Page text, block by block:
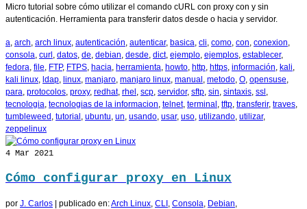
Micro tutorial sobre cómo utilizar el comando cURL con proxy con y sin
autenticación. Herramienta para transferir datos desde o hacia y servidor.
a arch arch linux autenticación autenticar, basica cli como con conexion
consola curl datos de debian desde dict, ejemplo ejemplos establecer,
fedora file FTP, FTPS hacia herramienta howto http https información kali
kali linux ldap linux manjaro manjaro linux manual metodo O opensuse
para protocolos proxy, redhat, rhel scp servidor, sftp sin sintaxis ssl
tecnologia tecnologias de la informacion telnet, terminal tftp transferir, traves
tumbleweed tutorial ubuntu un usando usar, uso utilizando utilizar,
zeppelinux
4 Mar 2021
Cómo configurar proxy en Linux
por J. Carlos | publicado en:Arch Linux CLI Consola Debian